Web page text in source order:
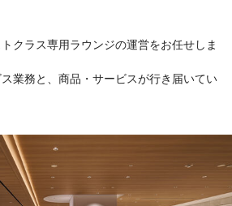
クラス専用ラウンジの運営をお任せしま
業務と、商品・サービスが行き届いてい